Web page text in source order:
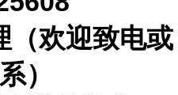
（欢迎致电或
）